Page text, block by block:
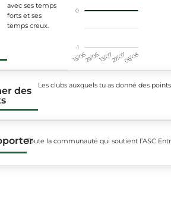
avec ses temps
forts et ses
temps creux.
15/0629/0613/0727/0706/08
-1
0
des
Les clubs auxquels tu as donné des points
Toute la communauté qui soutient l’ASC